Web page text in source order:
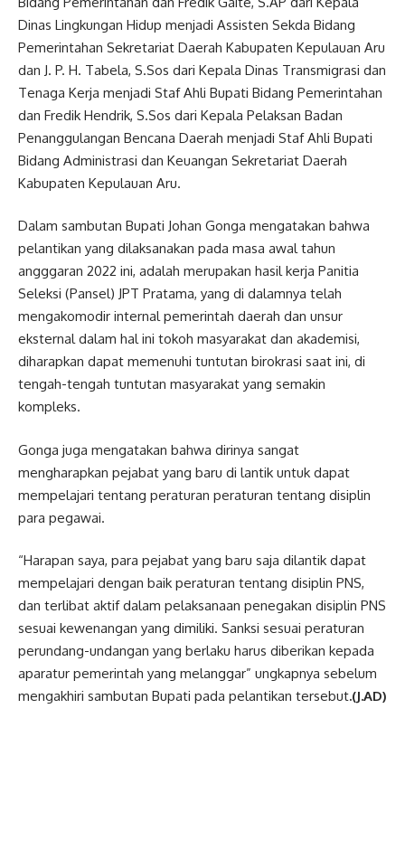
Dinas Lingkungan Hidup menjadi Assisten Sekda Bidang
Pemerintahan Sekretariat Daerah Kabupaten Kepulauan Aru
dan J. P. H. Tabela, S.Sos dari Kepala Dinas Transmigrasi dan
Tenaga Kerja menjadi Staf Ahli Bupati Bidang Pemerintahan
dan Fredik Hendrik, S.Sos dari Kepala Pelaksan Badan
Penanggulangan Bencana Daerah menjadi Staf Ahli Bupati
Bidang Administrasi dan Keuangan Sekretariat Daerah
Kabupaten Kepulauan Aru.
Dalam sambutan Bupati Johan Gonga mengatakan bahwa
pelantikan yang dilaksanakan pada masa awal tahun
angggaran 2022 ini, adalah merupakan hasil kerja Panitia
Seleksi (Pansel) JPT Pratama, yang di dalamnya telah
mengakomodir internal pemerintah daerah dan unsur
eksternal dalam hal ini tokoh masyarakat dan akademisi,
diharapkan dapat memenuhi tuntutan birokrasi saat ini, di
tengah-tengah tuntutan masyarakat yang semakin
kompleks.
Gonga juga mengatakan bahwa dirinya sangat
mengharapkan pejabat yang baru di lantik untuk dapat
mempelajari tentang peraturan peraturan tentang disiplin
para pegawai.
“Harapan saya, para pejabat yang baru saja dilantik dapat
mempelajari dengan baik peraturan tentang disiplin PNS,
dan terlibat aktif dalam pelaksanaan penegakan disiplin PNS
sesuai kewenangan yang dimiliki. Sanksi sesuai peraturan
perundang-undangan yang berlaku harus diberikan kepada
aparatur pemerintah yang melanggar” ungkapnya sebelum
mengakhiri sambutan Bupati pada pelantikan tersebut.(J.AD)